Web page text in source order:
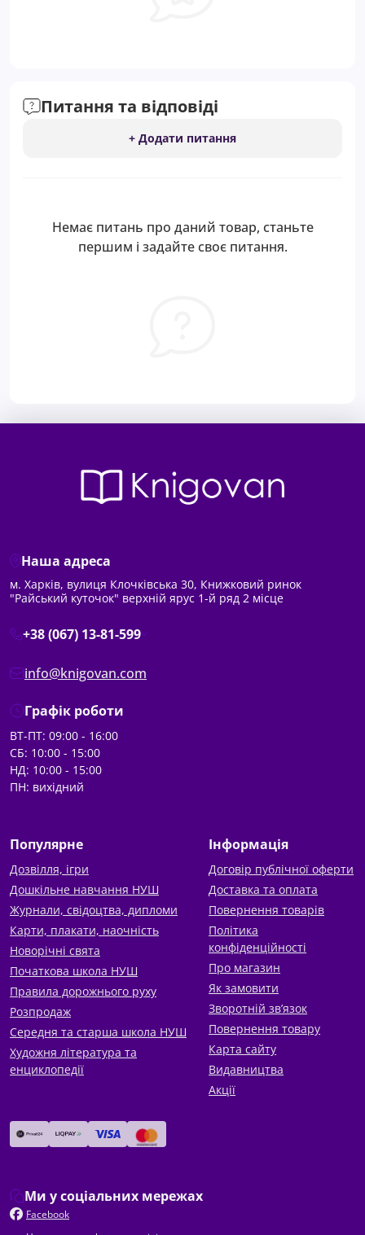
Питання та відповіді
+ Додати питання
Немає питань про даний товар, станьте
першим і задайте своє питання.
Наша адреса
м. Харків, вулиця Клочківська 30, Книжковий ринок
"Райський куточок" верхній ярус 1-й ряд 2 місце
+38 (067) 13-81-599
info@knigovan.com
Графік роботи
ВТ-ПТ: 09:00 - 16:00
СБ: 10:00 - 15:00
НД: 10:00 - 15:00
ПН: вихідний
Популярне
Дозвілля, ігри
Дошкільне навчання НУШ
Журнали, свідоцтва, дипломи
Карти, плакати, наочність
Новорічні свята
Початкова школа НУШ
Правила дорожнього руху
Розпродаж
Середня та старша школа НУШ
Художня література та
енциклопедії
Інформація
Договір публічної оферти
Доставка та оплата
Повернення товарів
Політика
конфіденційності
Про магазин
Як замовити
Зворотній зв’язок
Повернення товару
Карта сайту
Видавництва
Акції
Ми у соціальних мережах
Facebook